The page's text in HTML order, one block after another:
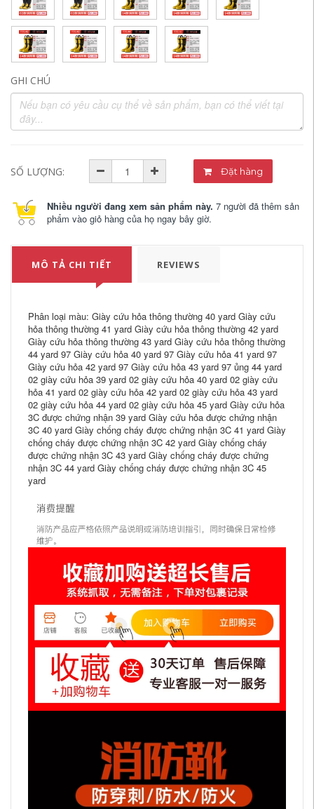
GHI CHÚ
SỐ LƯỢNG: Đặt hàng
Nhiều người đang xem sản phẩm này. 7 người đã thêm sản
phẩm vào giỏ hàng của họ ngay bây giờ.
MÔ TẢ CHI TIẾT REVIEWS
Phân loại màu: Giày cứu hỏa thông thường 40 yard Giày cứu
hỏa thông thường 41 yard Giày cứu hỏa thông thường 42 yard
Giày cứu hỏa thông thường 43 yard Giày cứu hỏa thông thường
44 yard 97 Giày cứu hỏa 40 yard 97 Giày cứu hỏa 41 yard 97
Giày cứu hỏa 42 yard 97 Giày cứu hỏa 43 yard 97 ủng 44 yard
02 giày cứu hỏa 39 yard 02 giày cứu hỏa 40 yard 02 giày cứu
hỏa 41 yard 02 giày cứu hỏa 42 yard 02 giày cứu hỏa 43 yard
02 giày cứu hỏa 44 yard 02 giày cứu hỏa 45 yard Giày cứu hỏa
3C được chứng nhận 39 yard Giày cứu hỏa được chứng nhận
3C 40 yard Giày chống cháy được chứng nhận 3C 41 yard Giày
chống cháy được chứng nhận 3C 42 yard Giày chống cháy
được chứng nhận 3C 43 yard Giày chống cháy được chứng
nhận 3C 44 yard Giày chống cháy được chứng nhận 3C 45
yard